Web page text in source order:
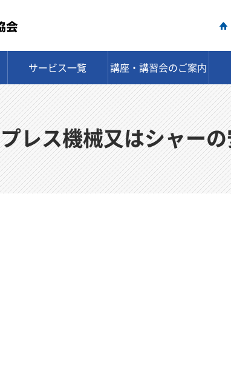
サービス一覧 講座・講習会のご案内
プレス機械又はシャー